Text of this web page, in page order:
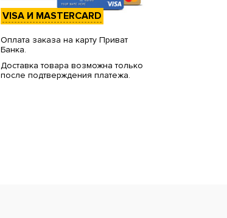
VISA И MASTERCARD
Оплата заказа на карту Приват
Банка.
Доставка товара возможна только
после подтверждения платежа.